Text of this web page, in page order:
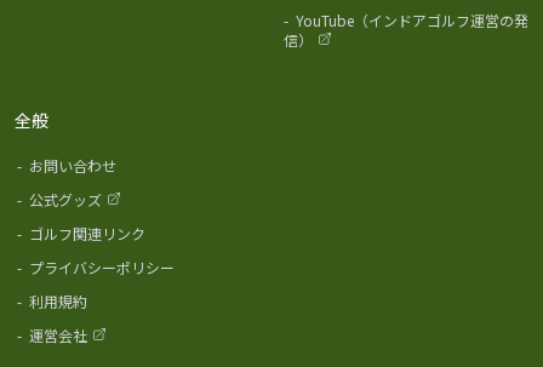
- YouTube（インドアゴルフ運営の発
信）
全般
- お問い合わせ
- 公式グッズ
- ゴルフ関連リンク
- プライバシーポリシー
- 利用規約
- 運営会社